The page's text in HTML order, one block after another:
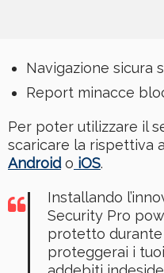
Navigazione sicura
Report minacce
Per poter utilizzare il
scaricare la rispettiva
Androido iOS.
Installando
Security Pro
protetto durante
proteggerai i